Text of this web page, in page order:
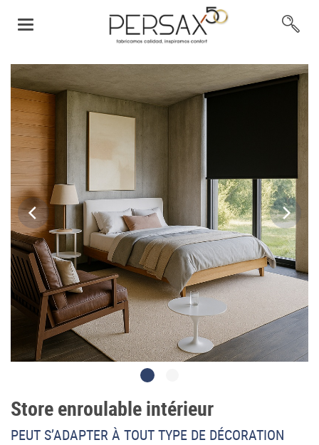
Store enroulable intérieur
PEUT S’ADAPTER À TOUT TYPE DE DÉCORATION